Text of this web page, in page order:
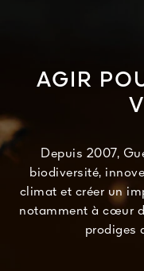
AGIR
Depuis 2007,
biodiversité,
climat et créer un
notamment à cœur
prodiges